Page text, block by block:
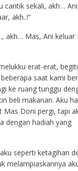
cantik sekali, akh…
akh..!”
akh… Mas, Ani keluar
erat-erat,
saat kami
ke ruang tunggu
beli makanan. Aku
Mas Doni pergi, tapi
dengan hadiah yang
seperti ketagihan
melampiaskannya